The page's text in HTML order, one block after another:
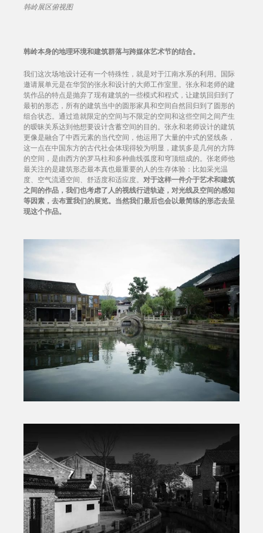
韩岭展区俯视图
韩岭本身的地理环境和建筑群落与跨媒体艺术节的结合。
我们这次场地设计还有一个特殊性，就是对于江南水系的利用。国际
邀请展单元是在华贸的张永和设计的大师工作室里。张永和老师的建
筑作品的特点是抛弃了现有建筑的一些模式和程式，让建筑回归到了
最初的形态，所有的建筑当中的圆形家具和空间自然回归到了圆形的
组合状态。通过造就限定的空间与不限定的空间和这些空间之间产生
的暧昧关系达到他想要设计含蓄空间的目的。张永和老师设计的建筑
更像是融合了中西元素的当代空间，他运用了大量的中式的竖线条，
这一点在中国东方的古代社会体现得较为明显，建筑多是几何的方阵
的空间，是由西方的罗马柱和多种曲线弧度和穹顶组成的。张老师他
最关注的是建筑形态最本真也最重要的人的生存体验：比如采光温
度、空气流通空间、舒适度和适应度。 对于这样一件介于艺术和建筑
之间的作品，我们也考虑了人的视线行进轨迹，对光线及空间的感知
等因素，去布置我们的展览。当然我们最后也会以最简练的形态去呈
现这个作品。